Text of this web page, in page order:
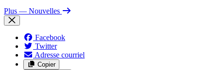
Plus — Nouvelles
Facebook
Twitter
Adresse courriel
Copier